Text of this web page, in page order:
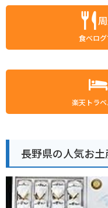
食べログ
楽天トラベ
長野県の人気お土